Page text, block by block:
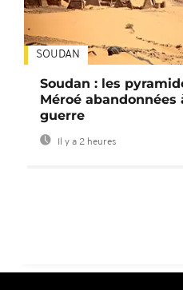
SOUDAN
Soudan : les
Méroé abandonnées
guerre
Il y a 2 heures